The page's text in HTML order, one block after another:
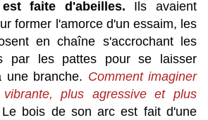
faite d'abeilles. Ils avaient
former l'amorce d'un essaim, les
en chaîne s'accrochant les
par les pattes pour se laisser
une branche. Comment imaginer
plus agressive et plus
Le bois de son arc est fait d'une